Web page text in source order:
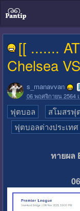
[[ .......
Chelsea
s_manavvan
06 พฤศจิกายน 2564
ฟุตบอล สโมสรฟุ
ฟุตบอลต่างประเทศ
ทายผล